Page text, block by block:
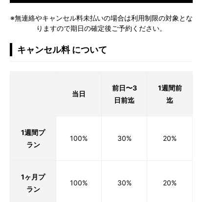
※無連絡やキャンセル料未払いの場合は利用制限の対象とな
りますので期日の確定後ご予約ください。
キャンセル料 について
当日
前日〜3
日前迄
1週間前
迄
1週間プ
ラン
100% 30% 20%
1ヶ月プ
ラン
100% 30% 20%